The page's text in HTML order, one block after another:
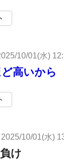
10/01(水)
高いから
2025/10/01(水)
け